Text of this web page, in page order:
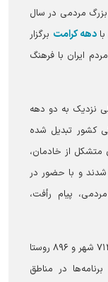
بزرگ مردمی در سال
دهه کرامت برگزار
ایران با فرهنگ
نزدیک به دو دهه
کشور تبدیل شده
۷۴ کاروان رضوی متشکل از خادمان،
شدند و با حضور در
پیام رأفت،
مختاری ادامه داد: این کاروان‌ها در مجموع در ۷۱۲ شهر و ۸۹۶ روستا
در مناطق